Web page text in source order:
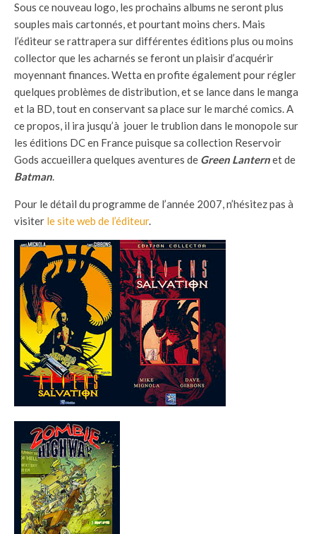
Sous ce nouveau logo, les prochains albums ne seront plus
souples mais cartonnés, et pourtant moins chers. Mais
l’éditeur se rattrapera sur différentes éditions plus ou moins
collector que les acharnés se feront un plaisir d’acquérir
moyennant finances. Wetta en profite également pour régler
quelques problèmes de distribution, et se lance dans le manga
et la BD, tout en conservant sa place sur le marché comics. A
ce propos, il ira jusqu’à jouer le trublion dans le monopole sur
les éditions DC en France puisque sa collection Reservoir
Gods accueillera quelques aventures de Green Lanternet de
Batman.
Pour le détail du programme de l’année 2007, n’hésitez pas à
visiter le site web de l’éditeur.